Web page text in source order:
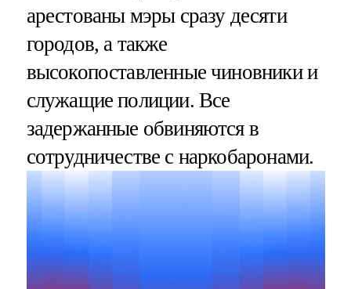
арестованы мэры сразу десяти
городов, а также
высокопоставленные чиновники и
служащие полиции. Все
задержанные обвиняются в
сотрудничестве с наркобаронами.